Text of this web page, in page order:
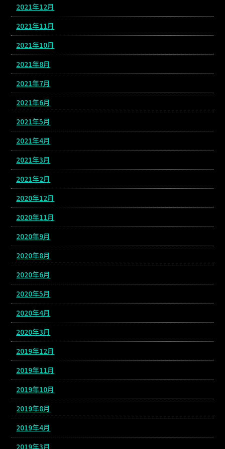
2021年12月
2021年11月
2021年10月
2021年8月
2021年7月
2021年6月
2021年5月
2021年4月
2021年3月
2021年2月
2020年12月
2020年11月
2020年9月
2020年8月
2020年6月
2020年5月
2020年4月
2020年3月
2019年12月
2019年11月
2019年10月
2019年8月
2019年4月
2019年3月